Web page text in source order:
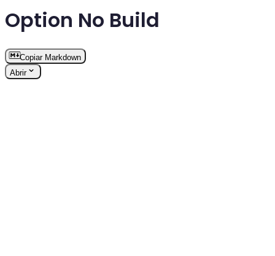
Option No Build
Copiar Markdown
Abrir